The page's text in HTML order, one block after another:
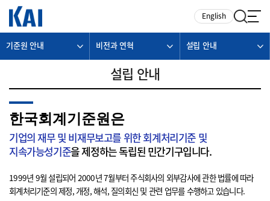
English
기준원 안내 비전과 연혁 설립 안내
설립 안내
한국회계기준원은
기업의 재무 및 비재무보고를 위한 회계처리기준 및
지속가능성기준을 제정하는 독립된 민간기구입니다.
1999년 9월 설립되어 2000년 7월부터 주식회사의 외부감사에 관한 법률에 따라
회계처리기준의 제정, 개정, 해석, 질의회신 및 관련 업무를 수행하고 있습니다.